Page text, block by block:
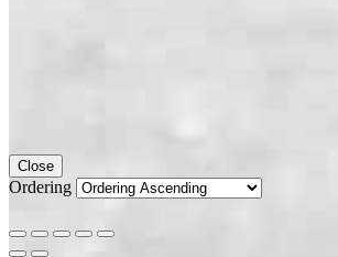
Close
Ordering